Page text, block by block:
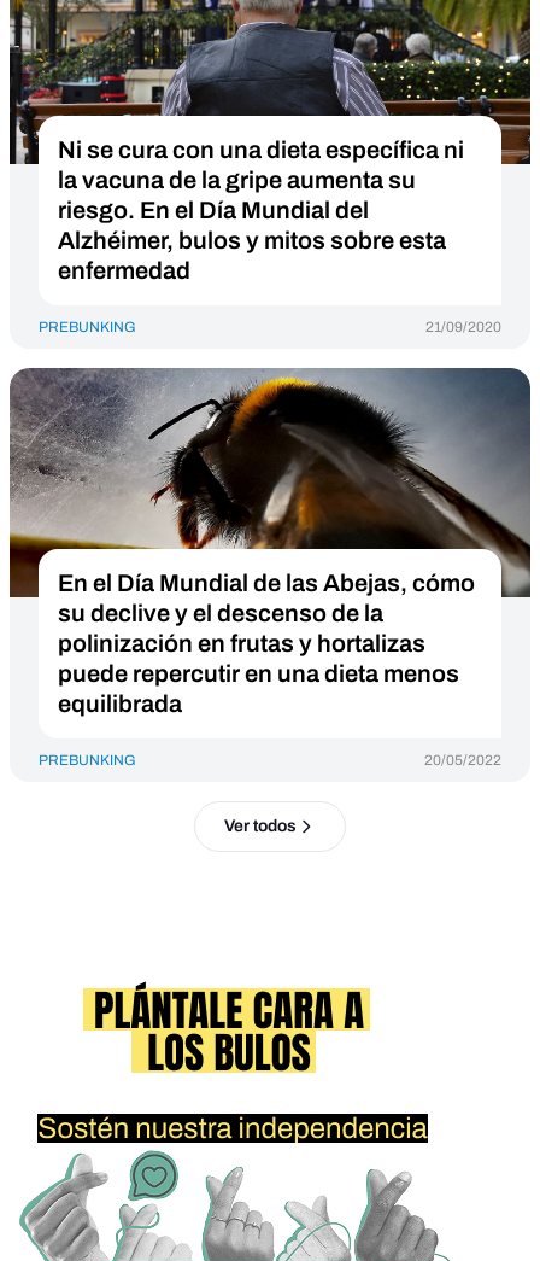
Ni se cura con una dieta específica ni
la vacuna de la gripe aumenta su
riesgo. En el Día Mundial del
Alzhéimer, bulos y mitos sobre esta
enfermedad
PREBUNKING 21/09/2020
En el Día Mundial de las Abejas, cómo
su declive y el descenso de la
polinización en frutas y hortalizas
puede repercutir en una dieta menos
equilibrada
PREBUNKING 20/05/2022
Ver todos